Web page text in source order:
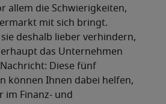
allem die Schwierigkeiten,
mit sich bringt.
deshalb lieber verhindern,
das Unternehmen
Diese fünf
können Ihnen dabei helfen,
im Finanz- und